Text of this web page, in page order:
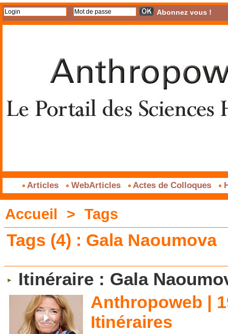
Abonnez vous !
Articles WebArticles Actes de Colloques
Accueil > Tags
Tags (4) : Gala Naoumova
Itinéraire : Gala
Anthropoweb |
Itinéraires